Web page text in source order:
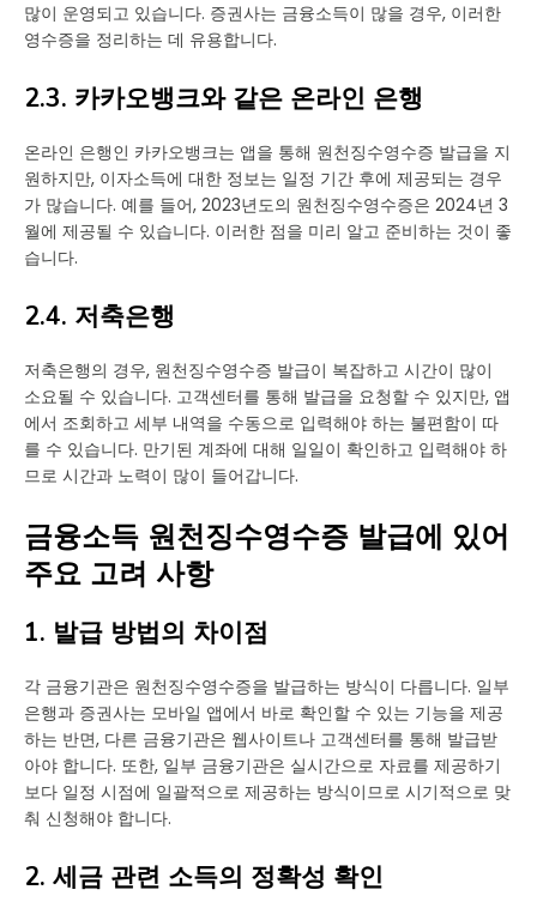
많이 운영되고 있습니다. 증권사는 금융소득이 많을 경우, 이러한
영수증을 정리하는 데 유용합니다.
2.3. 카카오뱅크와 같은 온라인 은행
온라인 은행인 카카오뱅크는 앱을 통해 원천징수영수증 발급을 지
원하지만, 이자소득에 대한 정보는 일정 기간 후에 제공되는 경우
가 많습니다. 예를 들어, 2023년도의 원천징수영수증은 2024년 3
월에 제공될 수 있습니다. 이러한 점을 미리 알고 준비하는 것이 좋
습니다.
2.4. 저축은행
저축은행의 경우, 원천징수영수증 발급이 복잡하고 시간이 많이
소요될 수 있습니다. 고객센터를 통해 발급을 요청할 수 있지만, 앱
에서 조회하고 세부 내역을 수동으로 입력해야 하는 불편함이 따
를 수 있습니다. 만기된 계좌에 대해 일일이 확인하고 입력해야 하
므로 시간과 노력이 많이 들어갑니다.
금융소득 원천징수영수증 발급에 있어
주요 고려 사항
1. 발급 방법의 차이점
각 금융기관은 원천징수영수증을 발급하는 방식이 다릅니다. 일부
은행과 증권사는 모바일 앱에서 바로 확인할 수 있는 기능을 제공
하는 반면, 다른 금융기관은 웹사이트나 고객센터를 통해 발급받
아야 합니다. 또한, 일부 금융기관은 실시간으로 자료를 제공하기
보다 일정 시점에 일괄적으로 제공하는 방식이므로 시기적으로 맞
춰 신청해야 합니다.
2. 세금 관련 소득의 정확성 확인